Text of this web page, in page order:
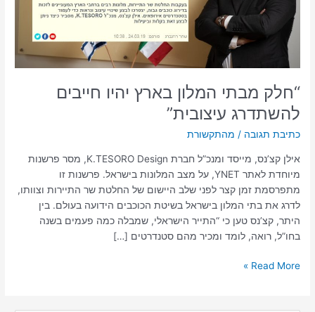
“חלק מבתי המלון בארץ יהיו חייבים
להשתדרג עיצובית”
כתיבת תגובה / מהתקשורת
אילן קצ’נס, מייסד ומנכ”ל חברת K.TESORO Design, מסר פרשנות
מיוחדת לאתר YNET, על מצב המלונות בישראל. פרשנות זו
מתפרסמת זמן קצר לפני שלב היישום של החלטת שר התיירות וצוותו,
לדרג את בתי המלון בישראל בשיטת הכוכבים הידועה בעולם. בין
היתר, קצ’נס טען כי “התייר הישראלי, שמבלה כמה פעמים בשנה
בחו”ל, רואה, לומד ומכיר מהם סטנדרטים […]
עיצובית”
Read More »